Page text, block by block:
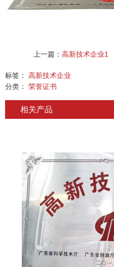
上一篇： 高新技术企业1
标签： 高新技术企业
分类： 荣誉证书
相关产品